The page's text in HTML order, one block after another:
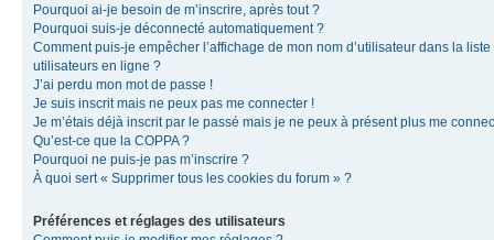
Pourquoi ai-je besoin de m’inscrire, après tout ?
Pourquoi suis-je déconnecté automatiquement ?
Comment puis-je empêcher l’affichage de mon nom d’utilisateur dans la liste
utilisateurs en ligne ?
J’ai perdu mon mot de passe !
Je suis inscrit mais ne peux pas me connecter !
Je m’étais déjà inscrit par le passé mais je ne peux à présent plus me
Qu’est-ce que la COPPA ?
Pourquoi ne puis-je pas m’inscrire ?
À quoi sert « Supprimer tous les cookies du forum » ?
Préférences et réglages des utilisateurs